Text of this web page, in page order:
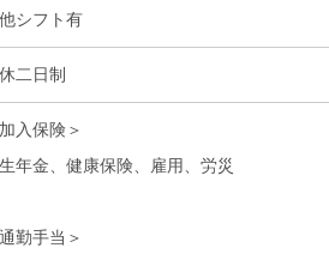
シフト有
二日制
入保険＞
年金、健康保険、雇用、労災
勤手当＞